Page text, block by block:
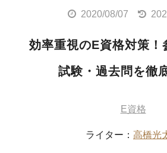
2020/08/07
効率重視のE資格対策！
試験・過去問を徹
E資格
ライター： 高橋光